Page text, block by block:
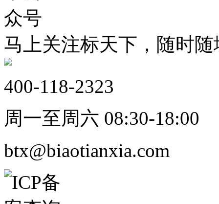
马上关注标天下，随时
400-118-2323
周一至周六 08:30-18:00
btx@biaotianxia.com